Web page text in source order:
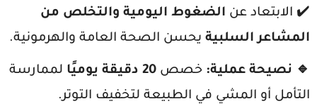
✔️ الابتعاد عن الضغوط اليومية والتخلص من
المشاعر السلبية يحسن الصحة العامة والهرمونية.
🔹 نصيحة عملية: خصص 20 دقيقة يوميًا
لممارسة
التأمل أو المشي في الطبيعة لتخفيف التوتر.